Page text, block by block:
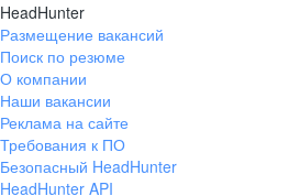
HeadHunter
Размещение вакансий
Поиск по резюме
О компании
Наши вакансии
Реклама на сайте
Требования к ПО
Безопасный HeadHunter
HeadHunter API